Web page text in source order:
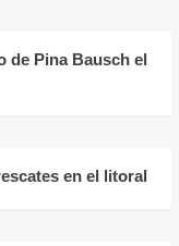
de Pina Bausch el
en el litoral